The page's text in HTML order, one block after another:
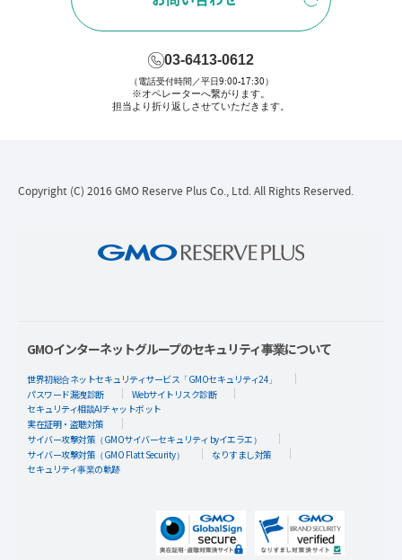
03-6413-0612
（電話受付時間／平日9:00-17:30）
※オペレーターへ繋がります。
担当より折り返しさせていただきます。
Copyright (C) 2016 GMO Reserve Plus Co., Ltd. All Rights Reserved.
GMOインターネットグループのセキュリティ事業について
世界初総合ネットセキュリティサービス「GMOセキュリティ24」
パスワード漏洩診断
Webサイトリスク診断
セキュリティ相談AIチャットボット
実在証明・盗聴対策
サイバー攻撃対策（GMOサイバーセキュリティ byイエラエ）
サイバー攻撃対策（GMO Flatt Security）
なりすまし対策
セキュリティ事業の軌跡